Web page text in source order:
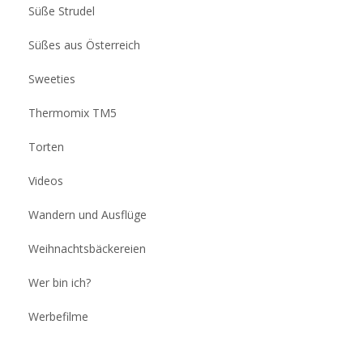
Süße Strudel
Süßes aus Österreich
Sweeties
Thermomix TM5
Torten
Videos
Wandern und Ausflüge
Weihnachtsbäckereien
Wer bin ich?
Werbefilme